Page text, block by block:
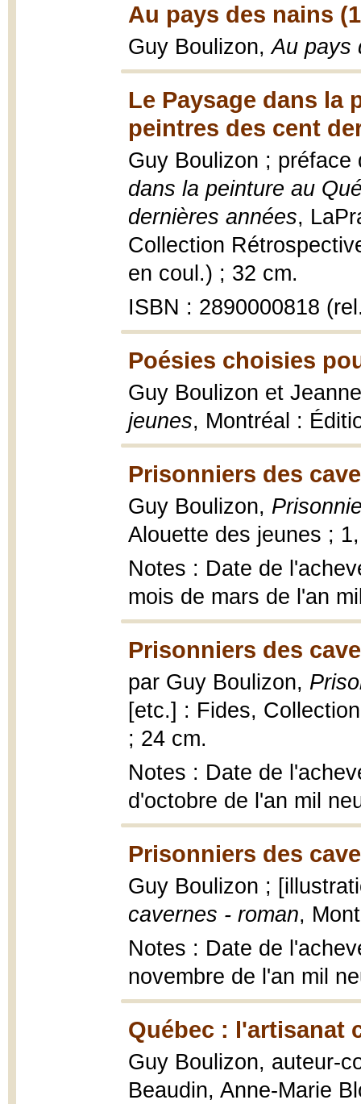
Au pays des nains
Guy Boulizon,Au pays
Le Paysage dans la
peintres des cent
Guy Boulizon ;
dans la peinture au
dernières années,
Collection
en coul.) ; 32 cm.
ISBN : 2890000818
Poésies choisies
Guy Boulizon et
jeunes, Montréal :
Prisonniers des
Guy Boulizon,
Alouette des jeunes ;
Notes : Date de
mois de mars de l'an
Prisonniers des
par Guy Boulizon,
[etc.] : Fides,
; 24 cm.
Notes : Date de
d'octobre de l'an mil
Prisonniers des
Guy Boulizon ;
cavernes - roman,
Notes : Date de
novembre de l'an mil
Québec : l'artisanat
Guy Boulizon, auteur-
Beaudin, Anne-Marie